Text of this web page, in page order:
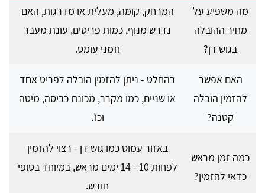
מה משפיע על
מחיר ההובלה
בגוש דן?
המרחק, קומה, מעלית או מדרגות, האם
נדרש מנוף, כמות פריטים, עונת מעבר
וזמני עומס.
האם אפשר
להזמין הובלה
קטנה?
בהחלט - ניתן להזמין הובלה לפריט אחד
או שניים, כמו מקרר, מכונת כביסה, מיטה
וכו’.
כמה זמן מראש
כדאי להזמין?
באזור עמוס כמו גוש דן - רצוי להזמין
לפחות 10 - 14 ימים מראש, במיוחד בסופי
חודש.